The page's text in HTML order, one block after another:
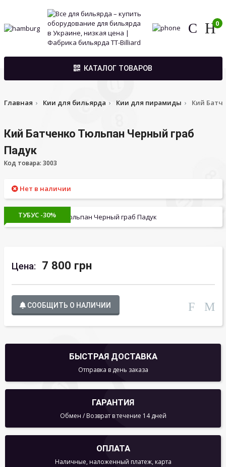
0
КАТАЛОГ ТОВАРОВ
Главная Кии для бильярда Кии для пирамиды Кий
Кий Батченко Тюльпан Черный граб
Падук
Код товара: 3003
Нет в наличии
ТУБУС -30%
Цена: 7 800 грн
СООБЩИТЬ О НАЛИЧИИ
БЫСТРАЯ ДОСТАВКА
Отправка в день заказа
ГАРАНТИЯ
Обмен / Возврат в течение 14 дней
ОПЛАТА
Наличные, наложенный платеж, карта